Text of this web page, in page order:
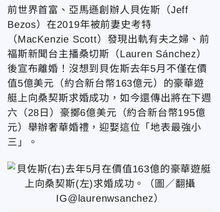
前世界首富、亞馬遜創辦人貝佐斯（Jeff
Bezos）在2019年被前妻史考特
（MacKenzie Scott）發現出軌有夫之婦、前
福斯新聞台主播桑切斯（Lauren Sánchez）
後宣布離婚！沒想到貝佐斯去年5月不僅在價
值5億美元（約合新台幣163億元）的豪華遊
艇上向桑契斯求婚成功，如今還傳出將在下週
六（28日）豪擲6億美元（約合新台幣195億
元）舉辦奢華婚禮，迎娶這位「地表最強小
三」。